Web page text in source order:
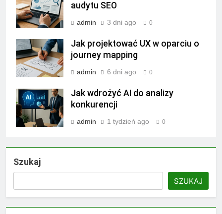
audytu SEO
admin 3 dni ago 0
Jak projektować UX w oparciu o
journey mapping
admin 6 dni ago 0
Jak wdrożyć AI do analizy
konkurencji
admin 1 tydzień ago 0
Szukaj
SZUKAJ